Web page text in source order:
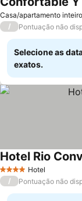
Casa/apartamento inteiro
/ Pontuação não
Selecione as
exatos.
4 EstrelasHotel
Hotel Rio
/ Pontuação não